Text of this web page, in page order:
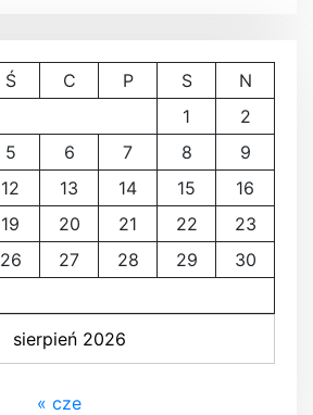
sierpień 2026
Ś C P S
N
1
2
5 6 7 8
9
12 13 14 15
16
19 20 21 22
23
26 27 28 29
30
« cze